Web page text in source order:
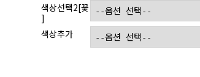
색상선택2[꽃
]
색상추가